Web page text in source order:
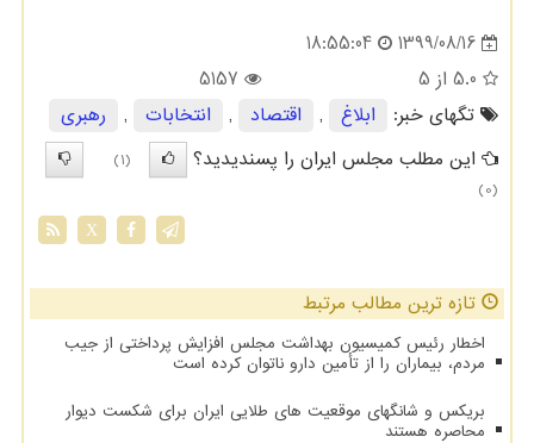
1399/08/16
18:55:04
5.0 از 5
5157
تگهای خبر:
ابلاغ , اقتصاد , انتخابات ,
رهبری
این مطلب مجلس ایران را پسندیدید؟
(1)
(0)
X
تازه ترین مطالب مرتبط
اخطار رئیس کمیسیون بهداشت مجلس افزایش پرداختی از جیب
مردم، بیماران را از تأمین دارو ناتوان کرده است
بریکس و شانگهای موقعیت های طلایی ایران برای شکست دیوار
محاصره هستند